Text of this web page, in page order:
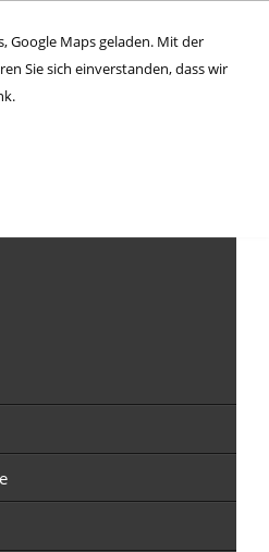
Google Maps geladen. Mit der
Sie sich einverstanden, dass wir